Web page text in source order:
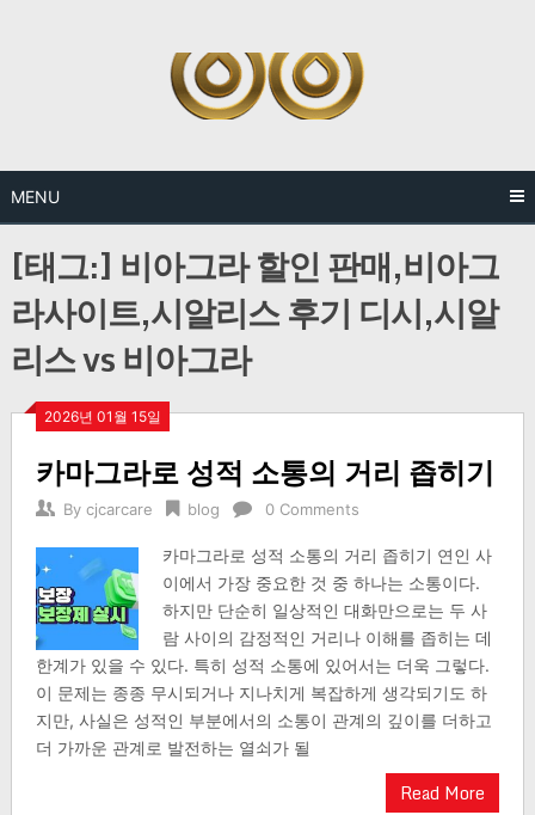
MENU
[태그:] 비아그라 할인 판매,비아그
라사이트,시알리스 후기 디시,시알
리스 vs 비아그라
2026년 01월 15일
카마그라로 성적 소통의 거리 좁히기
By cjcarcare blog 0 Comments
카마그라로 성적 소통의 거리 좁히기 연인 사
이에서 가장 중요한 것 중 하나는 소통이다.
하지만 단순히 일상적인 대화만으로는 두 사
람 사이의 감정적인 거리나 이해를 좁히는 데
한계가 있을 수 있다. 특히 성적 소통에 있어서는 더욱 그렇다.
이 문제는 종종 무시되거나 지나치게 복잡하게 생각되기도 하
지만, 사실은 성적인 부분에서의 소통이 관계의 깊이를 더하고
더 가까운 관계로 발전하는 열쇠가 될
Read More